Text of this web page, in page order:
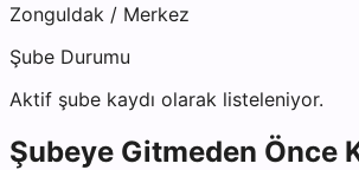
Zonguldak / Merkez
Şube Durumu
Aktif şube kaydı olarak listeleniyor.
Şubeye Gitmeden Önce